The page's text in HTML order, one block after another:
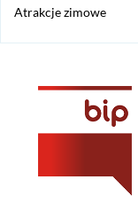
Atrakcje zimowe